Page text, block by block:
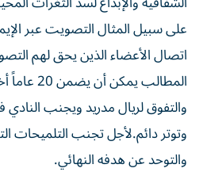
على سبيل المثال التصويت عبر
اتصال الأعضاء الذين يحق لهم
المطالب
والتفوق لريال مدريد ويجنب
وتوتر دائم.لأجل تجنب التلميحات
والتوحد عن هدفه النهائي.